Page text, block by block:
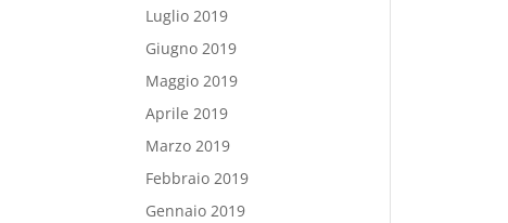
Luglio 2019
Giugno 2019
Maggio 2019
Aprile 2019
Marzo 2019
Febbraio 2019
Gennaio 2019